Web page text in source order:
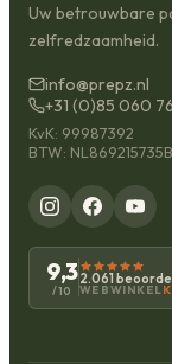
Uw betrouwbare
zelfredzaamheid.
info@prepz.nl
+31 (0)85 060
KvK: 99987392
BTW:
9,3
/10
2.061
WEBWINKEL